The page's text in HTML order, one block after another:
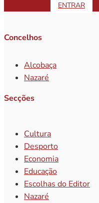
ENTRAR
Concelhos
Alcobaça
Nazaré
Secções
Cultura
Desporto
Economia
Educação
Escolhas do Editor
Nazaré